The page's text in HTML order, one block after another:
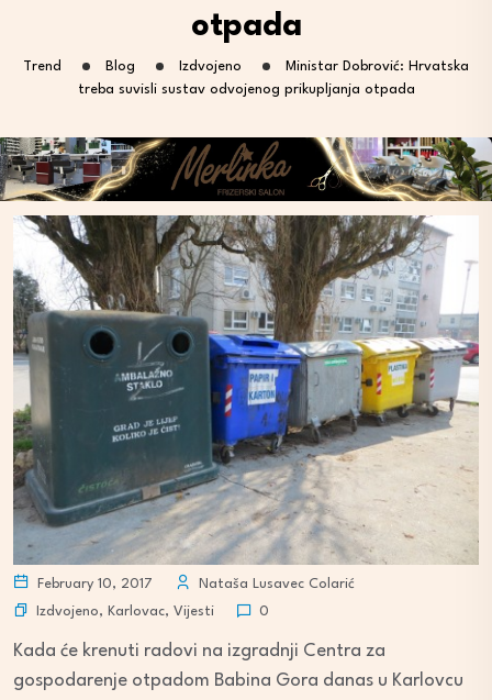
otpada
Trend Blog Izdvojeno
Ministar Dobrović: Hrvatska
treba suvisli sustav odvojenog prikupljanja otpada
February 10, 2017
Nataša Lusavec Colarić
Izdvojeno, Karlovac, Vijesti 0
Kada će krenuti radovi na izgradnji Centra za
gospodarenje otpadom Babina Gora danas u Karlovcu